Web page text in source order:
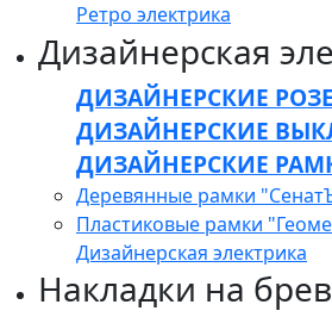
Ретро электрика
Дизайнерская
ДИЗАЙНЕРСКИЕ
ДИЗАЙНЕРСКИЕ
ДИЗАЙНЕРСКИЕ
Деревянные рамки
Пластиковые рамки
Дизайнерская электрика
Накладки на